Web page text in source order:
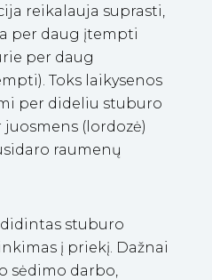
reikalauja suprasti,
per daug įtempti
per daug
Toks laikysenos
per dideliu stuburo
(lordozė)
raumenų
stuburo
į priekį. Dažnai
sėdimo darbo,